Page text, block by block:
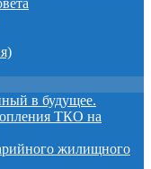
в будущее.
ТКО на
жилищного